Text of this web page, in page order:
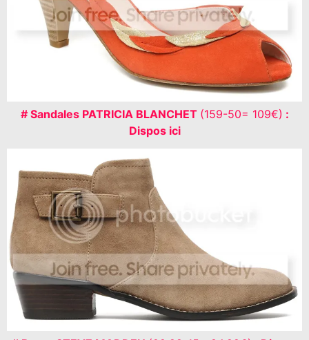
# Sandales PATRICIA BLANCHET (159-50= 109€) :
Dispos ici